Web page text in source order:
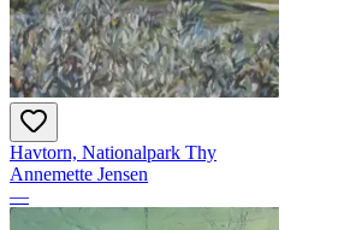
Havtorn, Nationalpark Thy
Annemette Jensen
—